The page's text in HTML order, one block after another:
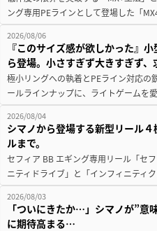
ング専用PEラインとして登場した「
2026/08/06
『このサイズ感が欲しかった』
ら登場。小さすぎず大きすぎず、
極小リングへの執着とPEライン対応の
ールラインナップに、ライトゲームを
2026/08/04
シマノから登場する新型リール
ルまで。
セフィア BB エギング専用リール「セ
ニティドライブ」と「インフィニティ
2026/08/03
「ついにきたか…」シマノが”意
に期待高まる…